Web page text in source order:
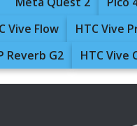
Vive Flow
HTC Vive
Reverb G2 HTC Vive